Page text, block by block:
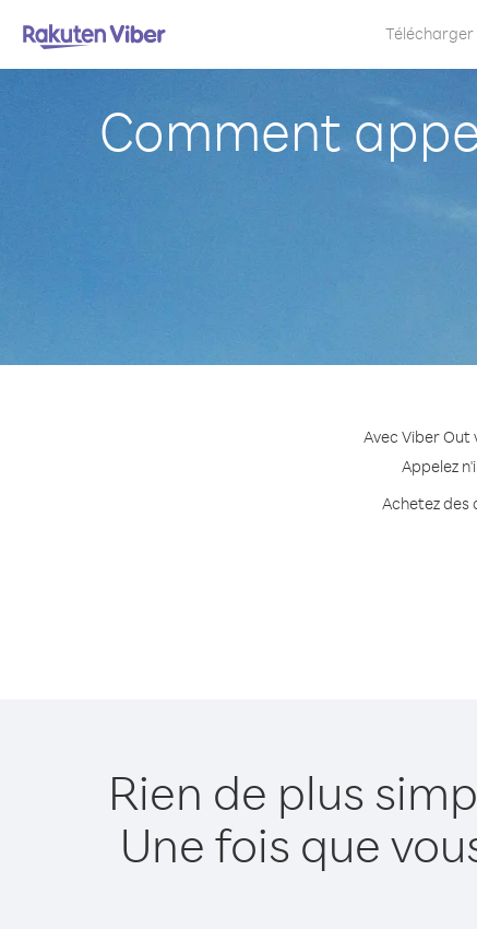
Télécharger
Comment
Avec Viber Out
Appelez
Achetez des
Rien de plus
Une fois que